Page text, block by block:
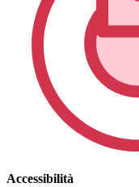
Accessibilità